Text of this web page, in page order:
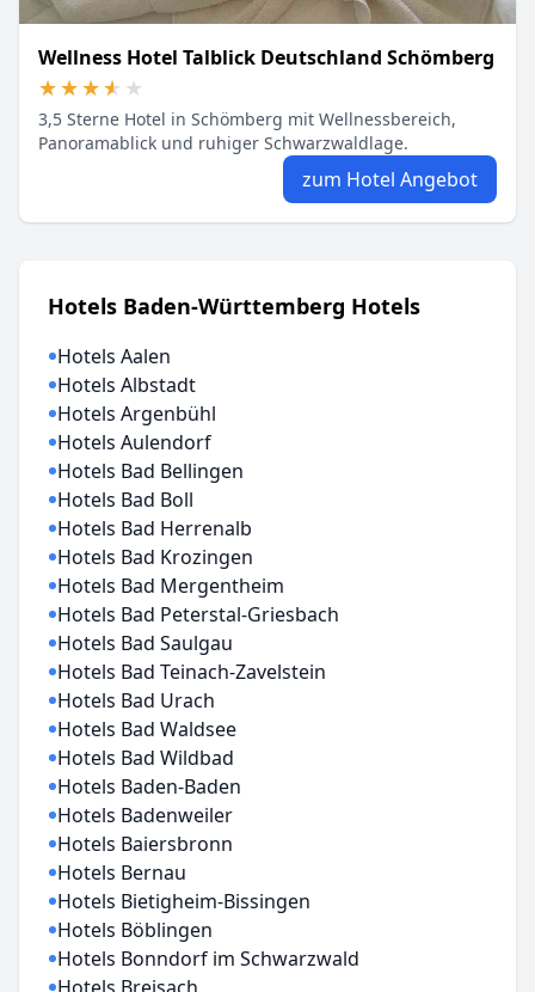
Wellness Hotel Talblick Deutschland Schömberg
★★★★★
★★★★★
3,5 Sterne Hotel in Schömberg mit Wellnessbereich,
Panoramablick und ruhiger Schwarzwaldlage.
zum Hotel Angebot
Hotels Baden-Württemberg Hotels
Hotels Aalen
Hotels Albstadt
Hotels Argenbühl
Hotels Aulendorf
Hotels Bad Bellingen
Hotels Bad Boll
Hotels Bad Herrenalb
Hotels Bad Krozingen
Hotels Bad Mergentheim
Hotels Bad Peterstal-Griesbach
Hotels Bad Saulgau
Hotels Bad Teinach-Zavelstein
Hotels Bad Urach
Hotels Bad Waldsee
Hotels Bad Wildbad
Hotels Baden-Baden
Hotels Badenweiler
Hotels Baiersbronn
Hotels Bernau
Hotels Bietigheim-Bissingen
Hotels Böblingen
Hotels Bonndorf im Schwarzwald